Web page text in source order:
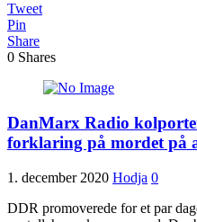
Tweet
Pin
Share
0 Shares
DanMarx Radio
forklaring på mordet på
1. december 2020 Hodja 0
DDR promoverede for et par